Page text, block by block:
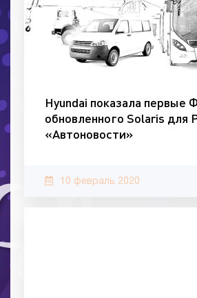
Hyundai показала первые
обновленного Solaris для
«Автоновости»
10 февраль 2020